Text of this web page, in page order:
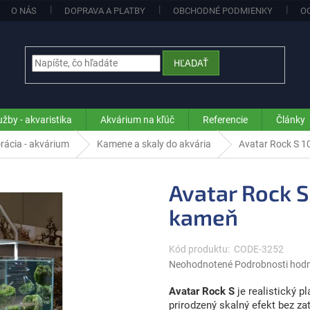
O NÁS DOPRAVA A PLATBY OBCHODNÉ PODMIENKY
HĽADAŤ
- akvaristika Akvárium na kľúč Referencie Články
- akvárium Kamene a skaly do akvária Avatar Rock S
Avatar Rock
kameň
Kód produktu: CODE-3252
Priemerné
produktu
je
Neohodnotené Podrobnosti
Avatar Rock S je realistický
prirodzený skalný efekt bez